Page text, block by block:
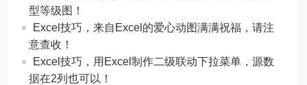
型等级图！
Excel技巧，来自Excel的爱心动图满满祝福，请注
意查收！
Excel技巧，用Excel制作二级联动下拉菜单，源数
据在2列也可以！